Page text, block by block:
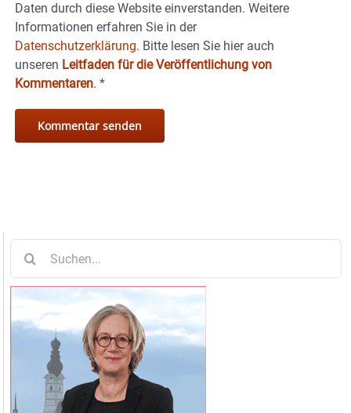
Daten durch diese Website einverstanden. Weitere
Informationen erfahren Sie in der
Datenschutzerklärung. Bitte lesen Sie hier auch
unseren Leitfaden für die Veröffentlichung von
Kommentaren. *
nach: